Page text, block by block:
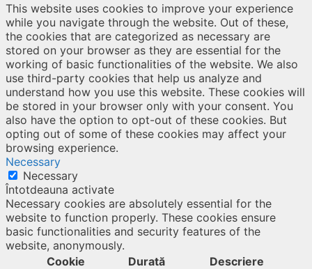
This website uses cookies to improve your experience
while you navigate through the website. Out of these,
the cookies that are categorized as necessary are
stored on your browser as they are essential for the
working of basic functionalities of the website. We also
use third-party cookies that help us analyze and
understand how you use this website. These cookies will
be stored in your browser only with your consent. You
also have the option to opt-out of these cookies. But
opting out of some of these cookies may affect your
browsing experience.
Necessary
Necessary
Întotdeauna activate
Necessary cookies are absolutely essential for the
website to function properly. These cookies ensure
basic functionalities and security features of the
website, anonymously.
Cookie
Durată Descriere